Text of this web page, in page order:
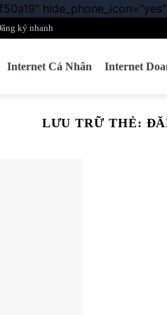
ký nhanh
Internet Cá Nhân Internet
LƯU TRỮ THẺ: